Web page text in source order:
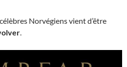
Norvégiens vient d’être
.